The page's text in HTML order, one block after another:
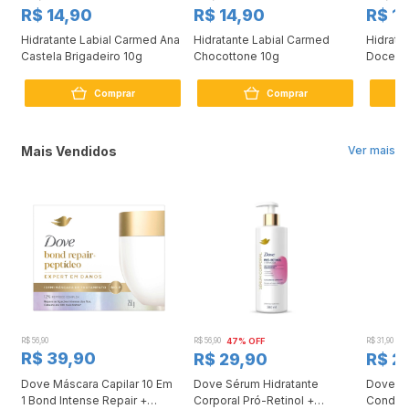
R$ 14,90
Hidratante Labial Carmed Ana
Castela Brigadeiro 10g
Comprar
R$ 14,90
Hidratante Labial Carmed
Chocottone 10g
Comprar
R$
Doce
Ver mais
Mais Vendidos
R$ 56,90
R$ 39,90
Dove Máscara Capilar 10 Em
1 Bond Intense Repair +
R$ 56,90 47% OFF
R$ 29,90
Dove Sérum Hidratante
Corporal Pró-Retinol +
R$ 31,90
R$
Dove